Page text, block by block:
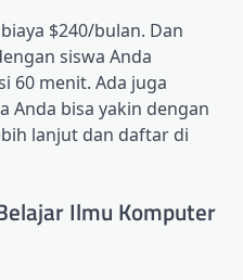
$240/bulan. Dan
siswa Anda
60 menit. Ada juga
Anda bisa yakin dengan
lanjut dan daftar di
Ilmu Komputer